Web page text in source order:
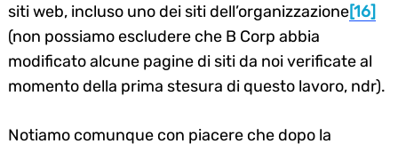
siti web, incluso uno dei siti dell’organizzazione[16]
(non possiamo escludere che B Corp abbia
modificato alcune pagine di siti da noi verificate al
momento della prima stesura di questo lavoro, ndr).
Notiamo comunque con piacere che dopo la